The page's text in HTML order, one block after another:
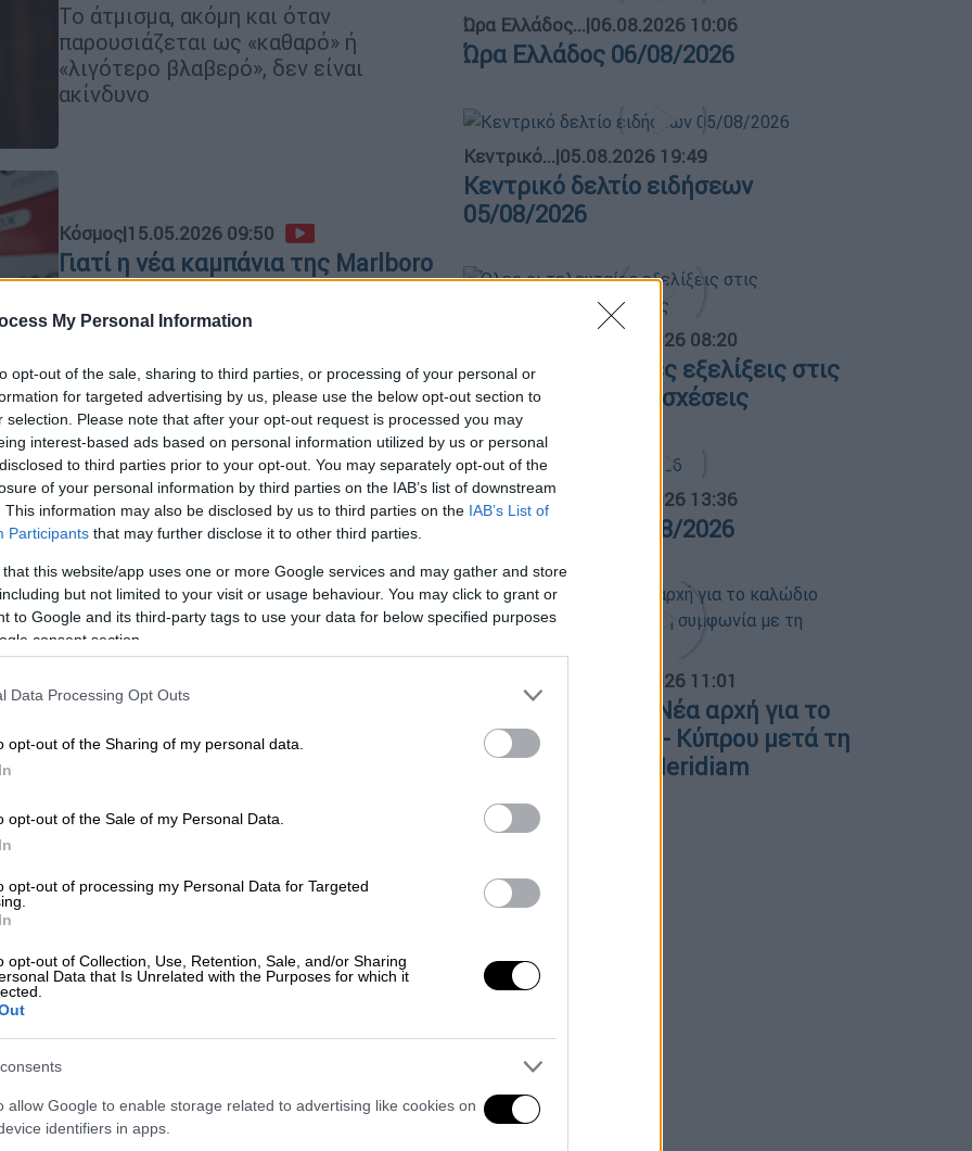
My Personal Information
opt-out of the sale, sharing to third parties, or processing of your personal or
for targeted advertising by us, please use the below opt-out section to
selection. Please note that after your opt-out request is processed you may
interest-based ads based on personal information utilized by us or personal
to third parties prior to your opt-out. You may separately opt-out of the
of your personal information by third parties on the IAB’s list of downstream
This information may also be disclosed by us to third parties on the IAB’s List of
Participants that may further disclose it to other third parties.
that this website/app uses one or more Google services and may gather and store
but not limited to your visit or usage behaviour. You may click to grant or
to Google and its third-party tags to use your data for below specified purposes
consent section.
Data Processing Opt Outs
opt-out of the Sharing of my personal data.
opt-out of the Sale of my Personal Data.
opt-out of processing my Personal Data for Targeted
opt-out of Collection, Use, Retention, Sale, and/or Sharing
Data that Is Unrelated with the Purposes for which it
allow Google to enable storage related to advertising like cookies on
identifiers in apps.
Το άτμισμα, ακόμη και όταν
παρουσιάζεται ως «καθαρό» ή
«λιγότερο βλαβερό», δεν είναι
ακίνδυνο
Κόσμος|15.05.2026 09:50
Γιατί η νέα καμπάνια της Marlboro
«σήκωσε» θύελλα αντιδράσεων
Αντιδράσεις προκαλεί η νέα
Marlboro
Υγεία|25.04.2026 18:57
Αυξάνουν φρούτα και λαχανικά
τον κίνδυνο καρκίνου του
πνεύμονα; Τι αποκαλύπτει
σοκαριστική έρευνα
κάνει πέρα... ή τουλάχιστον έτσι
Market|22.04.2026 18:12
Ανανέωση της αδειοδότησης του
Κινδύνου
Υγεία|16.04.2026 14:37
Ώρα Ελλάδος...|06.08.2026 10:06
Ώρα Ελλάδος 06/08/2026
Κεντρικό...|05.08.2026 19:49
Κεντρικό δελτίο ειδήσεων
05/08/2026
06.08.2026 08:20
Όλες οι τελευταίες εξελίξεις στις
ελληνοτουρκικές σχέσεις
Ώρα Ελλάδος... 05.08.2026 13:36
Ώρα Ελλάδος 05/08/2026
06.08.2026 11:01
Σ. Παπασταύρου: Νέα αρχή για το
καλώδιο Ελλάδας - Κύπρου μετά τη
συμφωνία με τη Meridiam